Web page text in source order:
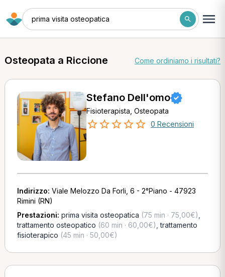
prima visita osteopatica
Osteopata a Riccione Come ordiniamo i risultati?
Stefano Dell'omo
Fisioterapista, Osteopata
0 Recensioni
Indirizzo: Viale Melozzo Da Forli, 6 - 2°Piano - 47923
Rimini (RN)
Prestazioni: prima visita osteopatica (75 min · 75,00€)
trattamento osteopatico (60 min · 60,00€) ,trattamento
fisioterapico (45 min · 50,00€)